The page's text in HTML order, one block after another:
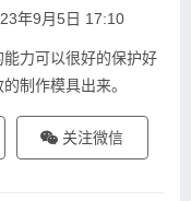
年9月5日 17:10
力可以很好的保护好
制作模具出来。
关注微信